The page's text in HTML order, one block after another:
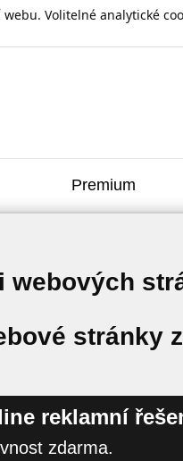
Volitelné analytické
Premium
webových
stránky
reklamní
zdarma.